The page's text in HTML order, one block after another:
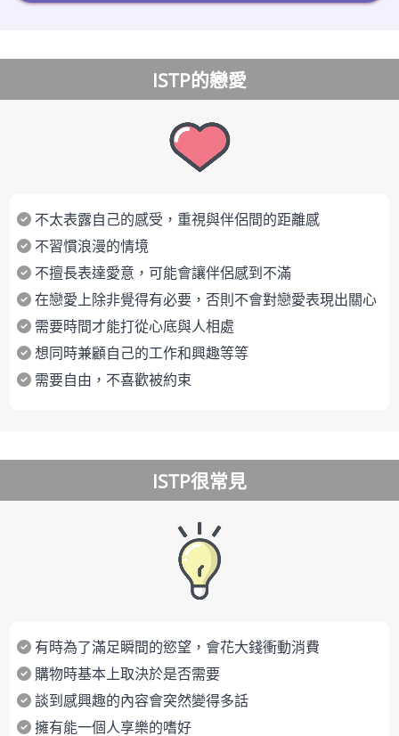
ISTP的戀愛
不太表露自己的感受，重視與伴侶間的距離感
不習慣浪漫的情境
不擅長表達愛意，可能會讓伴侶感到不滿
在戀愛上除非覺得有必要，否則不會對戀愛表現出關心
需要時間才能打從心底與人相處
想同時兼顧自己的工作和興趣等等
需要自由，不喜歡被約束
ISTP很常見
有時為了滿足瞬間的慾望，會花大錢衝動消費
購物時基本上取決於是否需要
談到感興趣的內容會突然變得多話
擁有能一個人享樂的嗜好